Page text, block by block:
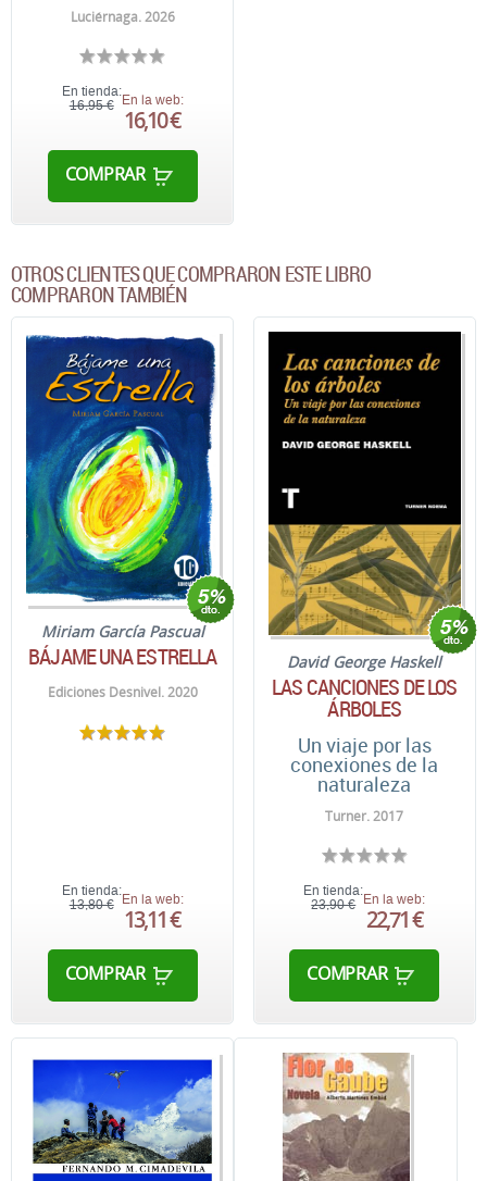
Luciérnaga. 2026
En tienda:
16,95 € En la web:
16,10 €
COMPRAR
OTROS CLIENTES QUE COMPRARON ESTE LIBRO
COMPRARON TAMBIÉN
Miriam García Pascual
BÁJAME UNA ESTRELLA
Ediciones Desnivel. 2020
En tienda:
13,80 € En la web:
13,11 €
COMPRAR
David George Haskell
LAS CANCIONES DE LOS
ÁRBOLES
Un viaje por las
conexiones de la
naturaleza
Turner. 2017
En tienda:
23,90 €
En la web:
22,71 €
COMPRAR